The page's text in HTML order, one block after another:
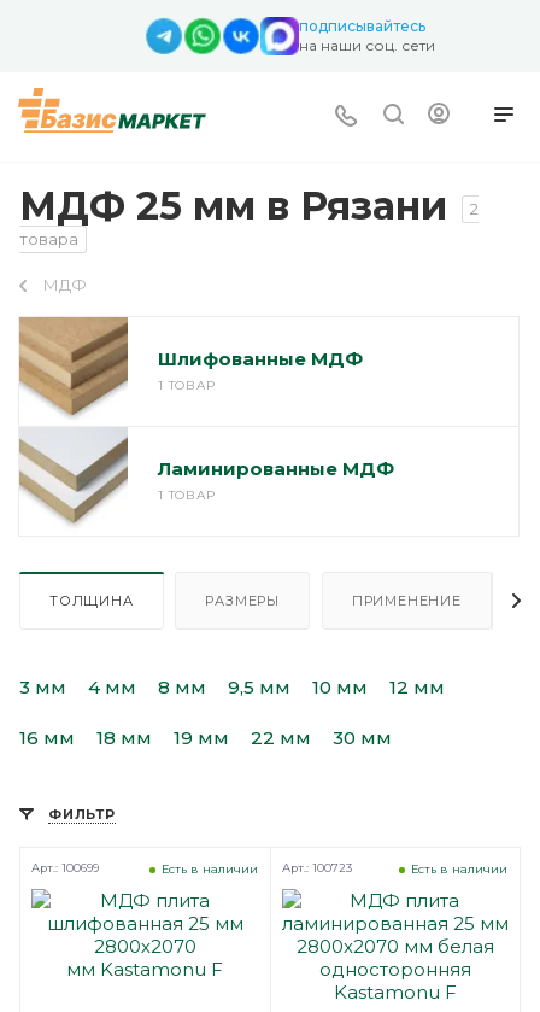
подписывайтесь
на наши соц. сети
МДФ 25 мм в Рязани
2
товара
МДФ
Шлифованные МДФ
1 ТОВАР
Ламинированные МДФ
1 ТОВАР
ТОЛЩИНА РАЗМЕРЫ ПРИМЕНЕНИЕ
3 мм 4 мм 8 мм 9,5 мм 10 мм 12 мм
16 мм 18 мм 19 мм 22 мм 30 мм
ФИЛЬТР
Есть в наличии
Арт.: 100699 Есть в наличии
Арт.: 100723